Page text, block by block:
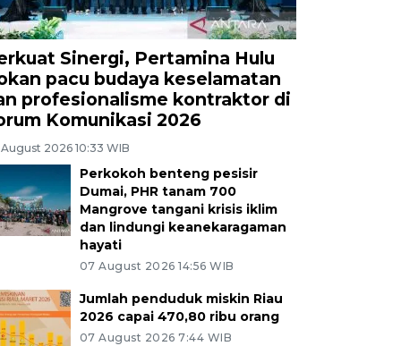
Sinergi, Pertamina Hulu
pacu budaya keselamatan
profesionalisme kontraktor di
Komunikasi 2026
2026 10:33 WIB
Perkokoh benteng pesisir
Dumai, PHR tanam 700
Mangrove tangani krisis iklim
dan lindungi keanekaragaman
hayati
07 August 2026 14:56 WIB
Jumlah penduduk miskin Riau
2026 capai 470,80 ribu orang
07 August 2026 7:44 WIB